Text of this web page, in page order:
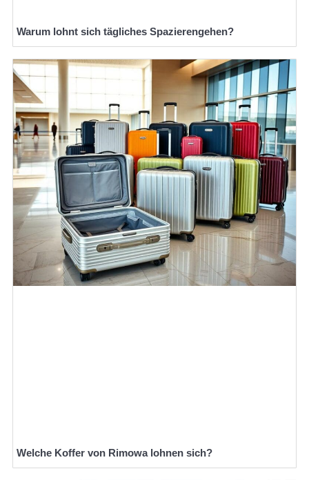
Warum lohnt sich tägliches Spazierengehen?
Welche Koffer von Rimowa lohnen sich?